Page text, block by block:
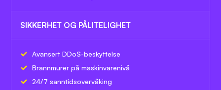
SIKKERHET OG PÅLITELIGHET
Avansert DDoS-beskyttelse
Brannmurer på maskinvarenivå
24/7 sanntidsovervåking